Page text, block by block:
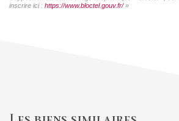
inscrire ici : https://www.bloctel.gouv.fr/»